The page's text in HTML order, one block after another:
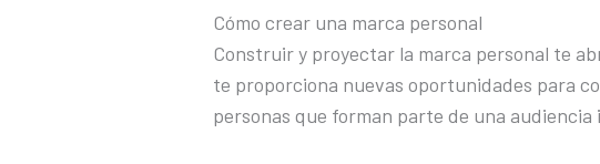
Cómo crear una marca personal
Construir y proyectar la marca personal te
te proporciona nuevas oportunidades para
personas que forman parte de una